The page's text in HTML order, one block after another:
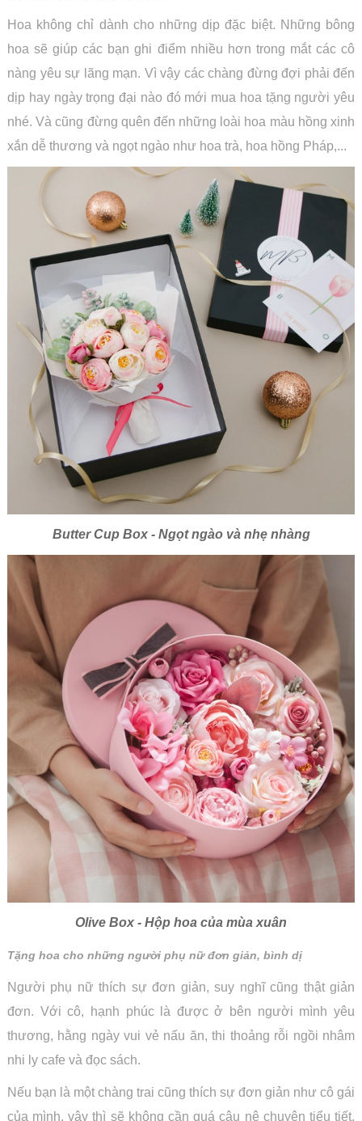
Hoa không chỉ dành cho những dịp đặc biệt. Những bông
hoa sẽ giúp các bạn ghi điểm nhiều hơn trong mắt các cô
nàng yêu sự lãng mạn. Vì vậy các chàng đừng đợi phải đến
dịp hay ngày trọng đại nào đó mới mua hoa tặng người yêu
nhé. Và cũng đừng quên đến những loài hoa màu hồng xinh
xắn dễ thương và ngọt ngào như hoa trà, hoa hồng Pháp,...
Butter Cup Box - Ngọt ngào và nhẹ nhàng
Olive Box - Hộp hoa của mùa xuân
Tặng hoa cho những người phụ nữ đơn giản, bình dị
Người phụ nữ thích sự đơn giản, suy nghĩ cũng thật giản
đơn. Với cô, hạnh phúc là được ở bên người mình yêu
thương, hằng ngày vui vẻ nấu ăn, thi thoảng rỗi ngồi nhâm
nhi ly cafe và đọc sách.
Nếu bạn là một chàng trai cũng thích sự đơn giản như cô gái
của mình, vậy thì sẽ không cần quá câu nệ chuyện tiểu tiết.